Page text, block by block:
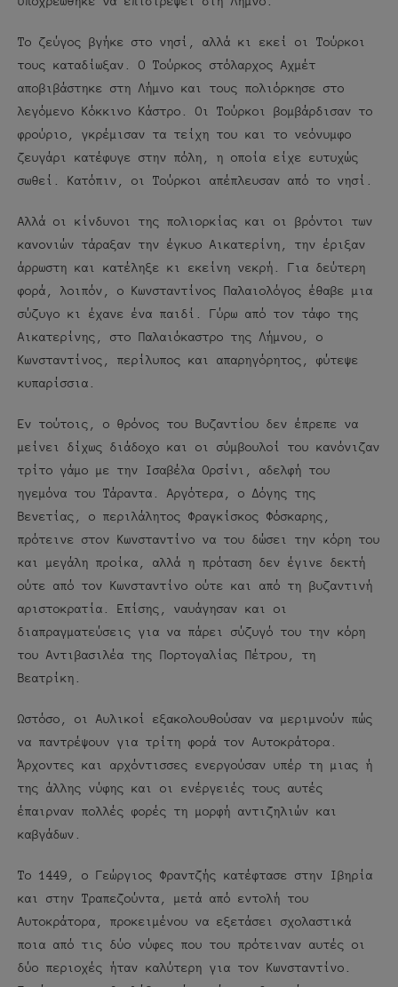
Το ζεύγος βγήκε στο νησί, αλλά κι εκεί οι Τούρκοι
τους καταδίωξαν. Ο Τούρκος στόλαρχος Αχμέτ
αποβιβάστηκε στη Λήμνο και τους πολιόρκησε στο
λεγόμενο Κόκκινο Κάστρο. Οι Τούρκοι βομβάρδισαν το
φρούριο, γκρέμισαν τα τείχη του και το νεόνυμφο
ζευγάρι κατέφυγε στην πόλη, η οποία είχε ευτυχώς
σωθεί. Κατόπιν, οι Τούρκοι απέπλευσαν από το νησί.
Αλλά οι κίνδυνοι της πολιορκίας και οι βρόντοι των
κανονιών τάραξαν την έγκυο Αικατερίνη, την έριξαν
άρρωστη και κατέληξε κι εκείνη νεκρή. Για δεύτερη
φορά, λοιπόν, ο Κωνσταντίνος Παλαιολόγος έθαβε μια
σύζυγο κι έχανε ένα παιδί. Γύρω από τον τάφο της
Αικατερίνης, στο Παλαιόκαστρο της Λήμνου, ο
Κωνσταντίνος, περίλυπος και απαρηγόρητος, φύτεψε
κυπαρίσσια.
Εν τούτοις, ο θρόνος του Βυζαντίου δεν έπρεπε να
μείνει δίχως διάδοχο και οι σύμβουλοί του κανόνιζαν
τρίτο γάμο με την Ισαβέλα Ορσίνι, αδελφή του
ηγεμόνα του Τάραντα. Αργότερα, ο Δόγης της
Βενετίας, ο περιλάλητος Φραγκίσκος Φόσκαρης,
πρότεινε στον Κωνσταντίνο να του δώσει την κόρη του
και μεγάλη προίκα, αλλά η πρόταση δεν έγινε δεκτή
ούτε από τον Κωνσταντίνο ούτε και από τη βυζαντινή
αριστοκρατία. Επίσης, ναυάγησαν και οι
διαπραγματεύσεις για να πάρει σύζυγό του την κόρη
του Αντιβασιλέα της Πορτογαλίας Πέτρου, τη
Βεατρίκη.
Ωστόσο, οι Αυλικοί εξακολουθούσαν να μεριμνούν πώς
να παντρέψουν για τρίτη φορά τον Αυτοκράτορα.
Άρχοντες και αρχόντισσες ενεργούσαν υπέρ τη μιας ή
της άλλης νύφης και οι ενέργειές τους αυτές
έπαιρναν πολλές φορές τη μορφή αντιζηλιών και
καβγάδων.
Το 1449, ο Γεώργιος Φραντζής κατέφτασε στην Ιβηρία
και στην Τραπεζούντα, μετά από εντολή του
Αυτοκράτορα, προκειμένου να εξετάσει σχολαστικά
ποια από τις δύο νύφες που του πρότειναν αυτές οι
δύο περιοχές ήταν καλύτερη για τον Κωνσταντίνο.